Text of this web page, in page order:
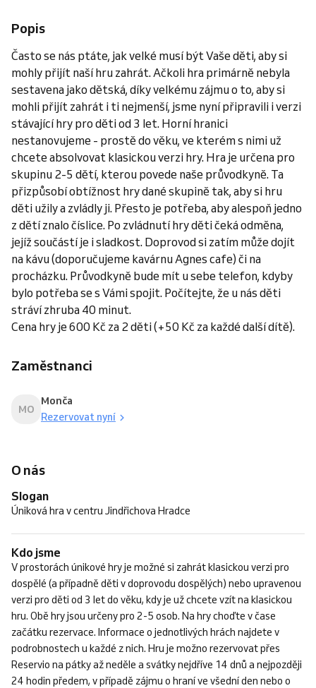
Popis
Často se nás ptáte, jak velké musí být Vaše děti, aby si
mohly přijít naší hru zahrát. Ačkoli hra primárně nebyla
sestavena jako dětská, díky velkému zájmu o to, aby si
mohli přijít zahrát i ti nejmenší, jsme nyní připravili i verzi
stávající hry pro děti od 3 let. Horní hranici
nestanovujeme - prostě do věku, ve kterém s nimi už
chcete absolvovat klasickou verzi hry. Hra je určena pro
skupinu 2-5 dětí, kterou povede naše průvodkyně. Ta
přizpůsobí obtížnost hry dané skupině tak, aby si hru
děti užily a zvládly ji. Přesto je potřeba, aby alespoň jedno
z dětí znalo číslice. Po zvládnutí hry děti čeká odměna,
jejíž součástí je i sladkost. Doprovod si zatím může dojít
na kávu (doporučujeme kavárnu Agnes cafe) či na
procházku. Průvodkyně bude mít u sebe telefon, kdyby
bylo potřeba se s Vámi spojit. Počítejte, že u nás děti
stráví zhruba 40 minut.
Cena hry je 600 Kč za 2 děti (+50 Kč za každé další dítě).
Zaměstnanci
MO
Monča
Rezervovat nyní
O nás
Slogan
Úniková hra v centru Jindřichova Hradce
Kdo jsme
V prostorách únikové hry je možné si zahrát klasickou verzi pro
dospělé (a případně děti v doprovodu dospělých) nebo upravenou
verzi pro děti od 3 let do věku, kdy je už chcete vzít na klasickou
hru. Obě hry jsou určeny pro 2-5 osob. Na hry choďte v čase
začátku rezervace. Informace o jednotlivých hrách najdete v
podrobnostech u každé z nich. Hru je možno rezervovat přes
Reservio na pátky až neděle a svátky nejdříve 14 dnů a nejpozději
24 hodin předem, v případě zájmu o hraní ve všední den nebo o